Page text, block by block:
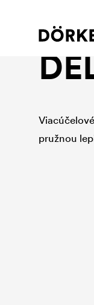
Tesniaci
pružnou